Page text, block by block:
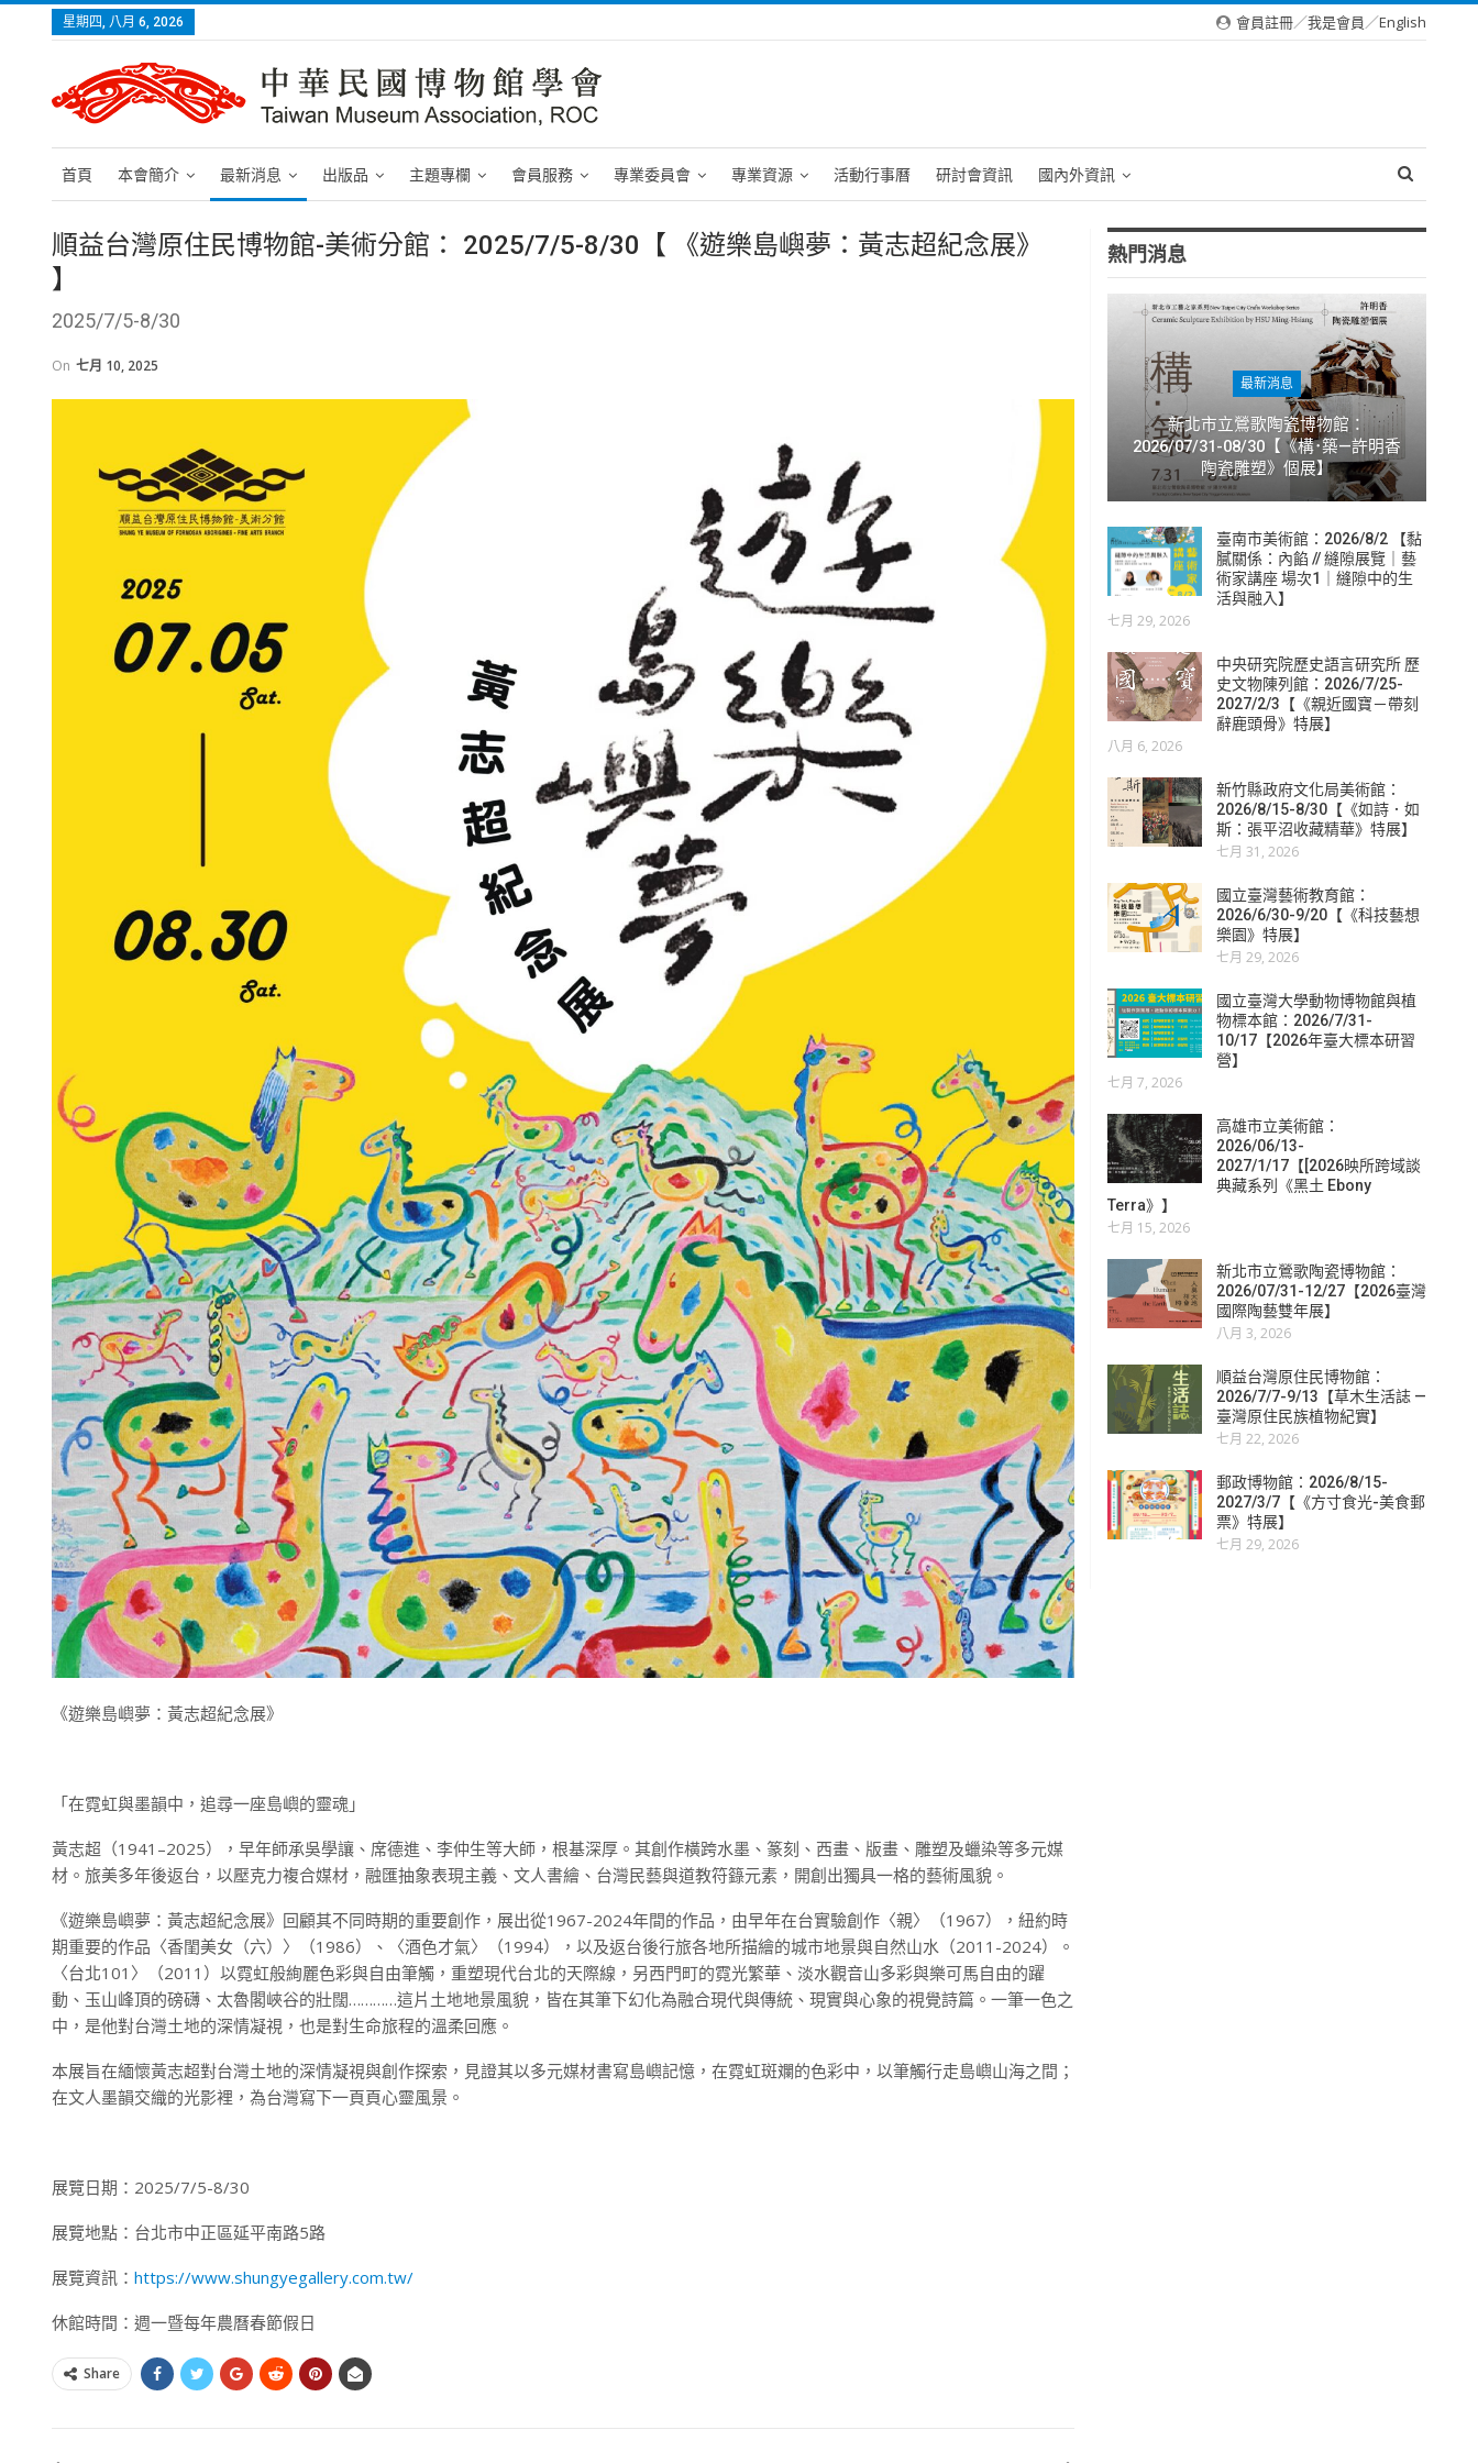
星期四, 八月 6, 2026 會員註冊／我是會員／English
首頁 本會簡介 最新消息 出版品 主題專欄 會員服務 專業委員會 專業資源 活動行事曆 研討會資訊 國內外資訊
順益台灣原住民博物館-美術分館： 2025/7/5-8/30【 《遊樂島嶼夢：黃志超紀念展》
】
2025/7/5-8/30
On 七月 10, 2025
《遊樂島嶼夢：黃志超紀念展》
「在霓虹與墨韻中，追尋一座島嶼的靈魂」
黃志超（1941–2025），早年師承吳學讓、席德進、李仲生等大師，根基深厚。其創作橫跨水墨、篆刻、西畫、版畫、雕塑及蠟染等多元媒
材。旅美多年後返台，以壓克力複合媒材，融匯抽象表現主義、文人書繪、台灣民藝與道教符籙元素，開創出獨具一格的藝術風貌。
《遊樂島嶼夢：黃志超紀念展》回顧其不同時期的重要創作，展出從1967-2024年間的作品，由早年在台實驗創作〈親〉（1967），紐約時
期重要的作品〈香閨美女（六）〉（1986）、〈酒色才氣〉（1994），以及返台後行旅各地所描繪的城市地景與自然山水（2011-2024）。
〈台北101〉（2011）以霓虹般絢麗色彩與自由筆觸，重塑現代台北的天際線，另西門町的霓光繁華、淡水觀音山多彩與樂可馬自由的躍
動、玉山峰頂的磅礴、太魯閣峽谷的壯闊…………這片土地地景風貌，皆在其筆下幻化為融合現代與傳統、現實與心象的視覺詩篇。一筆一色之
中，是他對台灣土地的深情凝視，也是對生命旅程的溫柔回應。
本展旨在緬懷黃志超對台灣土地的深情凝視與創作探索，見證其以多元媒材書寫島嶼記憶，在霓虹斑斕的色彩中，以筆觸行走島嶼山海之間；
在文人墨韻交織的光影裡，為台灣寫下一頁頁心靈風景。
展覽日期：2025/7/5-8/30
展覽地點：台北市中正區延平南路5路
展覽資訊： https://www.shungyegallery.com.tw/
休館時間：週一暨每年農曆春節假日
Share
熱門消息
最新消息
新北市立鶯歌陶瓷博物館：
2026/07/31-08/30【《構･築—許明香
陶瓷雕塑》個展】
臺南市美術館：2026/8/2 【黏
膩關係：內餡 // 縫隙展覽｜藝
術家講座 場次1｜縫隙中的生
活與融入】
七月 29, 2026
中央研究院歷史語言研究所 歷
史文物陳列館：2026/7/25-
2027/2/3【《親近國寶－帶刻
辭鹿頭骨》特展】
八月 6, 2026
新竹縣政府文化局美術館：
2026/8/15-8/30【《如詩．如
斯：張平沼收藏精華》特展】
七月 31, 2026
國立臺灣藝術教育館：
2026/6/30-9/20【《科技藝想
樂園》特展】
七月 29, 2026
國立臺灣大學動物博物館與植
物標本館：2026/7/31-
10/17【2026年臺大標本研習
營】
七月 7, 2026
高雄市立美術館：
2026/06/13-
2027/1/17【[2026映所跨域談
典藏系列《黑土 Ebony
Terra》】
七月 15, 2026
新北市立鶯歌陶瓷博物館：
2026/07/31-12/27【2026臺灣
國際陶藝雙年展】
八月 3, 2026
順益台灣原住民博物館：
2026/7/7-9/13【草木生活誌 —
臺灣原住民族植物紀實】
七月 22, 2026
郵政博物館：2026/8/15-
2027/3/7【《方寸食光-美食郵
票》特展】
七月 29, 2026